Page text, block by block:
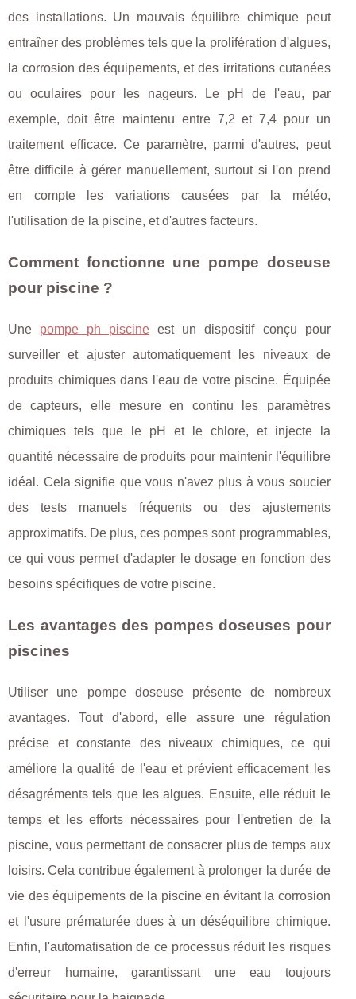
des installations. Un mauvais équilibre chimique peut
entraîner des problèmes tels que la prolifération d'algues,
la corrosion des équipements, et des irritations cutanées
ou oculaires pour les nageurs. Le pH de l'eau, par
exemple, doit être maintenu entre 7,2 et 7,4 pour un
traitement efficace. Ce paramètre, parmi d'autres, peut
être difficile à gérer manuellement, surtout si l'on prend
en compte les variations causées par la météo,
l'utilisation de la piscine, et d'autres facteurs.
Comment fonctionne une pompe doseuse
pour piscine ?
Une pompe ph piscine est un dispositif conçu pour
surveiller et ajuster automatiquement les niveaux de
produits chimiques dans l'eau de votre piscine. Équipée
de capteurs, elle mesure en continu les paramètres
chimiques tels que le pH et le chlore, et injecte la
quantité nécessaire de produits pour maintenir l'équilibre
idéal. Cela signifie que vous n'avez plus à vous soucier
des tests manuels fréquents ou des ajustements
approximatifs. De plus, ces pompes sont programmables,
ce qui vous permet d'adapter le dosage en fonction des
besoins spécifiques de votre piscine.
Les avantages des pompes doseuses pour
piscines
Utiliser une pompe doseuse présente de nombreux
avantages. Tout d'abord, elle assure une régulation
précise et constante des niveaux chimiques, ce qui
améliore la qualité de l'eau et prévient efficacement les
désagréments tels que les algues. Ensuite, elle réduit le
temps et les efforts nécessaires pour l'entretien de la
piscine, vous permettant de consacrer plus de temps aux
loisirs. Cela contribue également à prolonger la durée de
vie des équipements de la piscine en évitant la corrosion
et l'usure prématurée dues à un déséquilibre chimique.
Enfin, l'automatisation de ce processus réduit les risques
d'erreur humaine, garantissant une eau toujours